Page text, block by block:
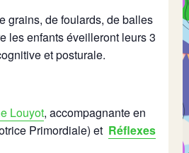
grains, de foulards, de balles
les enfants éveilleront leurs 3
et posturale.
Louyot,accompagnante en
Primordiale) et Réflexes